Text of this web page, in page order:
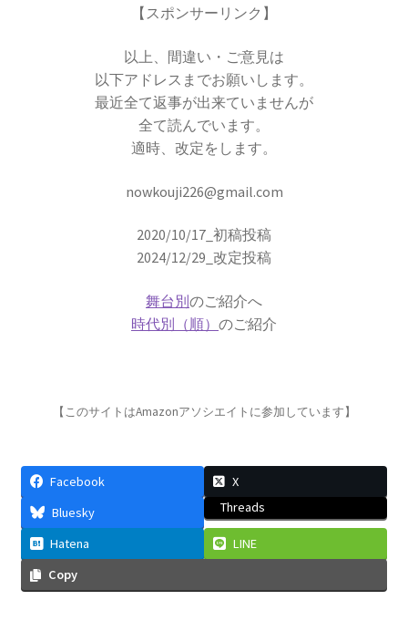
【サイクロトロンを発明し人工放射
性元素を実現】
E・W・モーリー
【アメリカで稀代の実験家が光速度
F・W・マイスナー
G・R・キルヒホフ
【反射熱と放射エネルギーと電気回路でそれぞ
れ法則を確立】
【スポンサーリンク】
以上、間違い・ご意見は
以下アドレスまでお願いします。
最近全て返事が出来ていませんが
全て読んでいます。
適時、改定をします。
nowkouji226@gmail.com
2020/10/17_初稿投稿
2024/12/29_改定投稿
舞台別 のご紹介へ
時代別（順） のご紹介
【このサイトはAmazonアソシエイトに参加しています】
Facebook
X
Bluesky
Threads
Hatena
LINE
Copy